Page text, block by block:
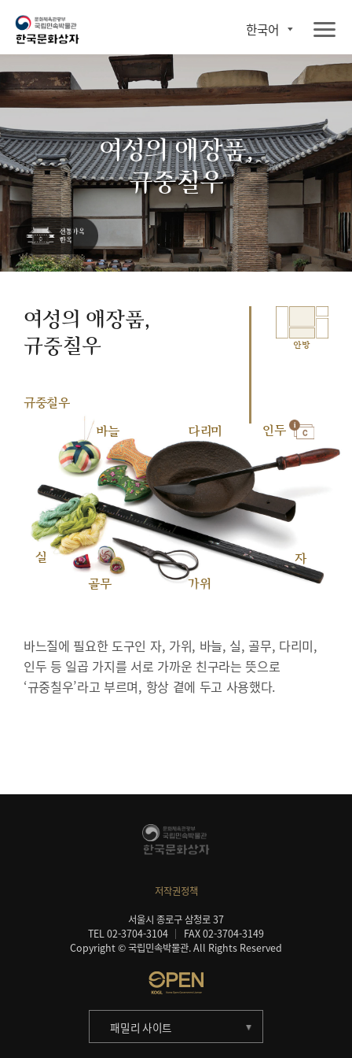
한국어
여성의 애장품,
규중칠우
여성의 애장품,
규중칠우
안방
규중칠우
바늘
다리미 인두
실
골무
가위
자
바느질에 필요한 도구인 자, 가위, 바늘, 실, 골무, 다리미,
인두 등 일곱 가지를 서로 가까운 친구라는 뜻으로
‘규중칠우’라고 부르며, 항상 곁에 두고 사용했다.
저작권정책
서울시 종로구 삼청로 37
TEL 02-3704-3104
FAX 02-3704-3149
Copyright © 국립민속박물관. All Rights Reserved
패밀리 사이트